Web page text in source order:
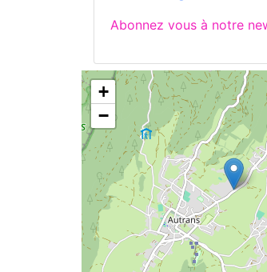
Abonnez vous à notre
+
−